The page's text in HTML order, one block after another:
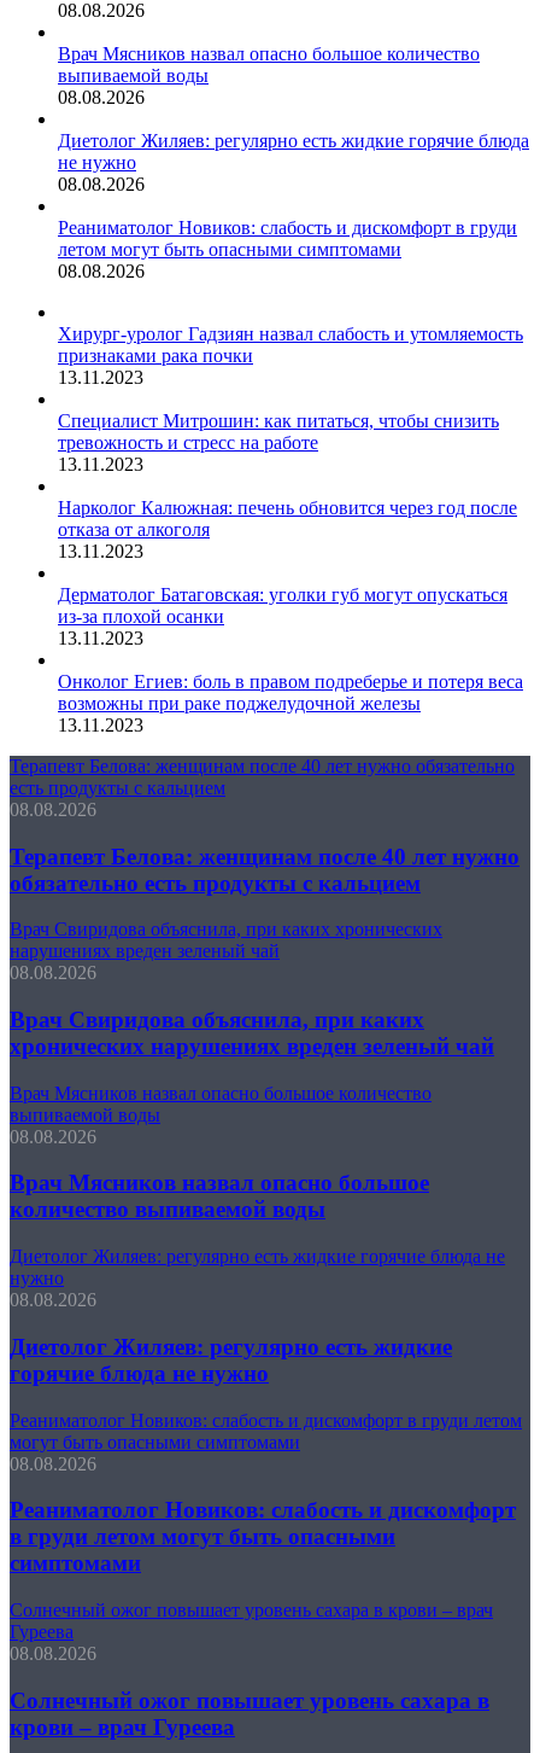
08.08.2026
Врач Мясников назвал опасно большое количество
выпиваемой воды
08.08.2026
Диетолог Жиляев: регулярно есть жидкие горячие блюда
не нужно
08.08.2026
Реаниматолог Новиков: слабость и дискомфорт в груди
летом могут быть опасными симптомами
08.08.2026
Хирург-уролог Гадзиян назвал слабость и утомляемость
признаками рака почки
13.11.2023
Специалист Митрошин: как питаться, чтобы снизить
тревожность и стресс на работе
13.11.2023
Нарколог Калюжная: печень обновится через год после
отказа от алкоголя
13.11.2023
Дерматолог Батаговская: уголки губ могут опускаться
из-за плохой осанки
13.11.2023
Онколог Егиев: боль в правом подреберье и потеря веса
возможны при раке поджелудочной железы
13.11.2023
Терапевт Белова: женщинам после 40 лет нужно обязательно
есть продукты с кальцием
08.08.2026
Терапевт Белова: женщинам после 40 лет нужно
обязательно есть продукты с кальцием
Врач Свиридова объяснила, при каких хронических
нарушениях вреден зеленый чай
08.08.2026
Врач Свиридова объяснила, при каких
хронических нарушениях вреден зеленый чай
Врач Мясников назвал опасно большое количество
выпиваемой воды
08.08.2026
Врач Мясников назвал опасно большое
количество выпиваемой воды
Диетолог Жиляев: регулярно есть жидкие горячие блюда не
нужно
08.08.2026
Диетолог Жиляев: регулярно есть жидкие
горячие блюда не нужно
Реаниматолог Новиков: слабость и дискомфорт в груди летом
могут быть опасными симптомами
08.08.2026
Реаниматолог Новиков: слабость и дискомфорт
в груди летом могут быть опасными
симптомами
Солнечный ожог повышает уровень сахара в крови – врач
Гуреева
08.08.2026
Солнечный ожог повышает уровень сахара в
крови – врач Гуреева